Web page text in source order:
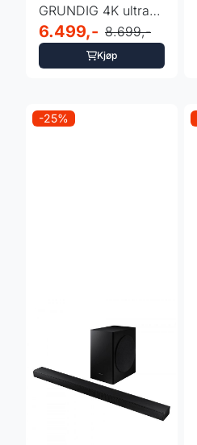
GRUNDIG 4K ultra
HD LED wifi
6.499,- 8.699,-
Kjøp
-25%